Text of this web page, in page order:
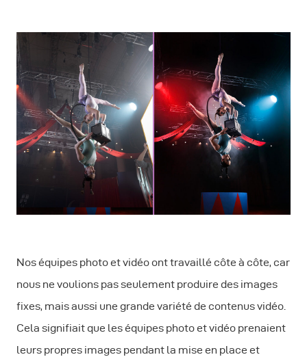
Nos équipes photo et vidéo ont travaillé côte à côte, car
nous ne voulions pas seulement produire des images
fixes, mais aussi une grande variété de contenus vidéo.
Cela signifiait que les équipes photo et vidéo prenaient
leurs propres images pendant la mise en place et